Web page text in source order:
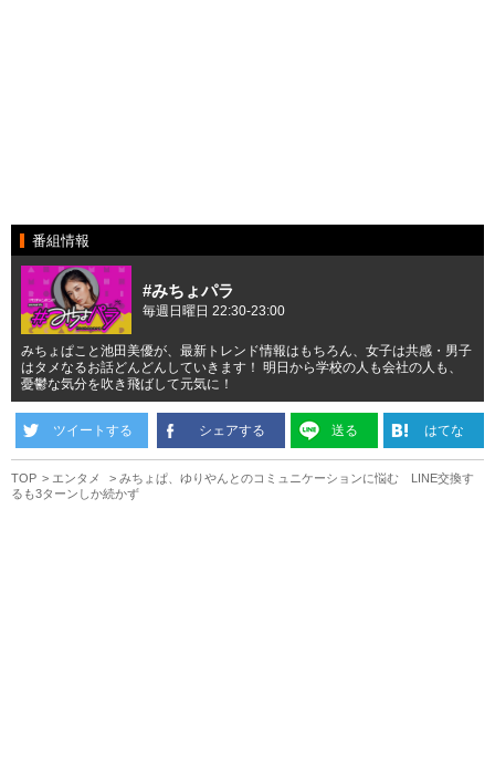
番組情報
#みちょパラ
毎週日曜日 22:30-23:00
みちょぱこと池田美優が、最新トレンド情報はもちろん、女子は共感・男子
はタメなるお話どんどんしていきます！ 明日から学校の人も会社の人も、
憂鬱な気分を吹き飛ばして元気に！
ツイートする シェアする 送る はてな
TOP エンタメ
みちょぱ、ゆりやんとのコミュニケーションに悩む LINE交換す
るも3ターンしか続かず